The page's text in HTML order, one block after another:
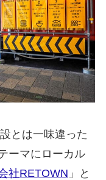
とは一味違った
ーマにローカル
社RETOWN 」と